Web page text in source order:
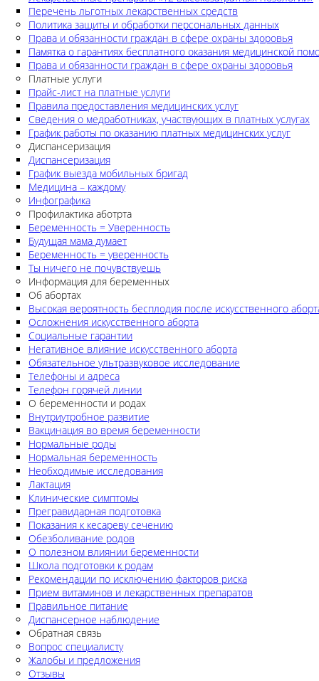
Перечень льготных лекарственных средств
Политика защиты и обработки персональных данных
Права и обязанности граждан в сфере охраны здоровья
Памятка о гарантиях бесплатного оказания медицинской
Права и обязанности граждан в сфере охраны здоровья
Платные услуги
Прайс-лист на платные услуги
Правила предоставления медицинских услуг
Сведения о медработниках, участвующих в платных услугах
График работы по оказанию платных медицинских услуг
Диспансеризация
Диспансеризация
График выезда мобильных бригад
Медицина – каждому
Инфографика
Профилактика аботрта
Беременность = Уверенность
Будущая мама думает
Беременность = уверенность
Ты ничего не почувствуешь
Информация для беременных
Об абортах
Высокая вероятность бесплодия после искусственного
Осложнения искусственного аборта
Социальные гарантии
Негативное влияние искусственного аборта
Обязательное ультразвуковое исследование
Телефоны и адреса
Телефон горячей линии
О беременности и родах
Внутриутробное развитие
Вакцинация во время беременности
Нормальные роды
Нормальная беременность
Необходимые исследования
Лактация
Клинические симптомы
Прегравидарная подготовка
Показания к кесареву сечению
Обезболивание родов
О полезном влиянии беременности
Школа подготовки к родам
Рекомендации по исключению факторов риска
Прием витаминов и лекарственных препаратов
Правильное питание
Диспансерное наблюдение
Обратная связь
Вопрос специалисту
Жалобы и предложения
Отзывы